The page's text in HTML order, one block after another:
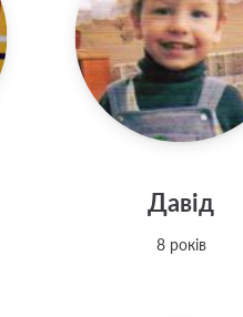
Давід
8 років